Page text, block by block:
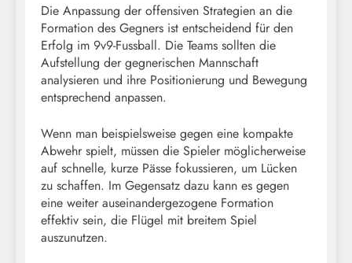
Die Anpassung der offensiven Strategien an die
Formation des Gegners ist entscheidend für den
Erfolg im 9v9-Fussball. Die Teams sollten die
Aufstellung der gegnerischen Mannschaft
analysieren und ihre Positionierung und Bewegung
entsprechend anpassen.
Wenn man beispielsweise gegen eine kompakte
Abwehr spielt, müssen die Spieler möglicherweise
auf schnelle, kurze Pässe fokussieren, um Lücken
zu schaffen. Im Gegensatz dazu kann es gegen
eine weiter auseinandergezogene Formation
effektiv sein, die Flügel mit breitem Spiel
auszunutzen.